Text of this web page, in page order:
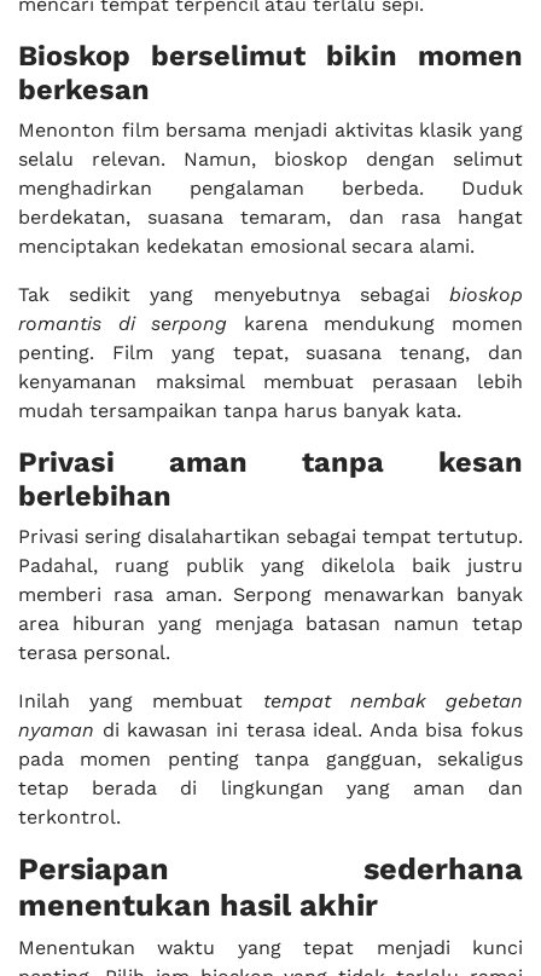
Bioskop berselimut bikin momen
berkesan
Menonton film bersama menjadi aktivitas klasik yang
selalu relevan. Namun, bioskop dengan selimut
menghadirkan pengalaman berbeda. Duduk
berdekatan, suasana temaram, dan rasa hangat
menciptakan kedekatan emosional secara alami.
Tak sedikit yang menyebutnya sebagai bioskop
romantis di serpong karena mendukung momen
penting. Film yang tepat, suasana tenang, dan
kenyamanan maksimal membuat perasaan lebih
mudah tersampaikan tanpa harus banyak kata.
Privasi aman tanpa kesan
berlebihan
Privasi sering disalahartikan sebagai tempat tertutup.
Padahal, ruang publik yang dikelola baik justru
memberi rasa aman. Serpong menawarkan banyak
area hiburan yang menjaga batasan namun tetap
terasa personal.
Inilah yang membuat tempat nembak gebetan
nyaman di kawasan ini terasa ideal. Anda bisa fokus
pada momen penting tanpa gangguan, sekaligus
tetap berada di lingkungan yang aman dan
terkontrol.
Persiapan sederhana
menentukan hasil akhir
Menentukan waktu yang tepat menjadi kunci